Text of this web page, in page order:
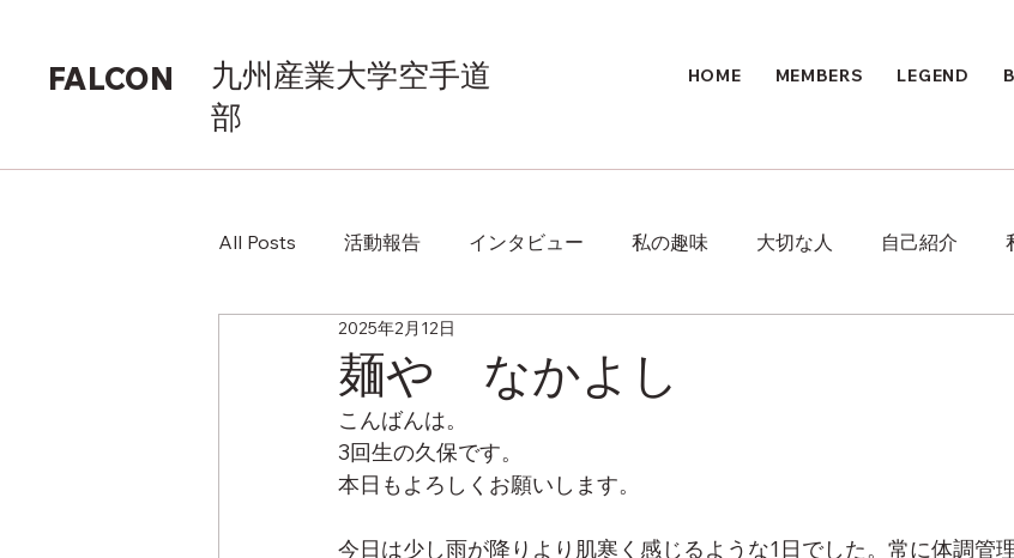
HOME MEMBERS LEGEND
FALCON
九州産業大学空手道
部
All Posts 活動報告 インタビュー 私の趣味 大切な人 自己紹介
麺や なかよし
2025年2月12日
こんばんは。
3回生の久保です。
本日もよろしくお願いします。
今日は少し雨が降りより肌寒く感じるような1日でした。常に体調管